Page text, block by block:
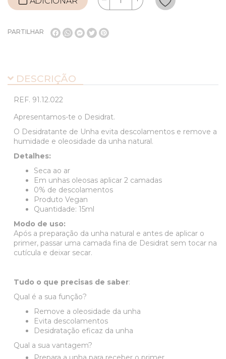
PARTILHAR
DESCRIÇÃO
REF. 91.12.022
Apresentamos-te o Desidrat.
O Desidratante de Unha evita descolamentos e remove a
humidade e oleosidade da unha natural.
Detalhes:
Seca ao ar
Em unhas oleosas aplicar 2 camadas
0% de descolamentos
Produto Vegan
Quantidade: 15ml
Modo de uso:
Após a preparação da unha natural e antes de aplicar o
primer, passar uma camada fina de Desidrat sem tocar na
cutícula e deixar secar.
Tudo o que precisas de saber:
Qual é a sua função?
Remove a oleosidade da unha
Evita descolamentos
Desidratação eficaz da unha
Qual a sua vantagem?